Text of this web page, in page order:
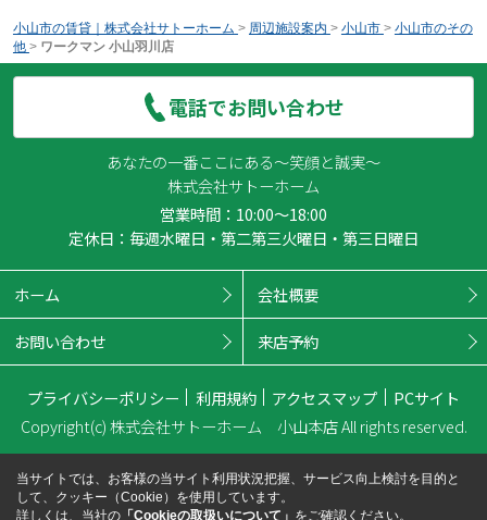
小山市の賃貸｜株式会社サトーホーム > 周辺施設案内 > 小山市 > 小山市のその
他 > ワークマン 小山羽川店
電話でお問い合わせ
あなたの一番ここにある～笑顔と誠実～
株式会社サトーホーム
営業時間：10:00～18:00
定休日：毎週水曜日・第二第三火曜日・第三日曜日
ホーム 会社概要
お問い合わせ 来店予約
プライバシーポリシー 利用規約 アクセスマップ
PCサイト
Copyright(c) 株式会社サトーホーム 小山本店 All rights reserved.
当サイトでは、お客様の当サイト利用状況把握、サービス向上検討を目的と
して、クッキー（Cookie）を使用しています。
詳しくは、当社の 「Cookieの取扱いについて」 をご確認ください。